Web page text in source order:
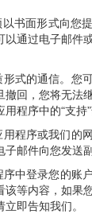
面形式向您提
通过电子邮件
的通信。您可
回，您将无法
程序中的“支持
序或我们的网
邮件向您发送副
登录您的账户
该等内容，如果
即告知我们。